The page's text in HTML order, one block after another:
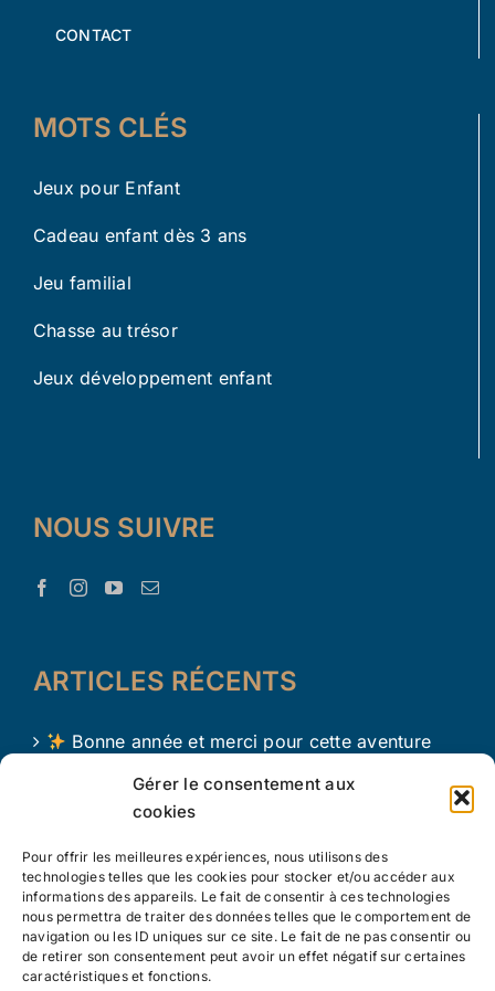
Gérer le consentement aux
cookies
Pour offrir les meilleures expériences, nous utilisons des
technologies telles que les cookies pour stocker et/ou accéder aux
informations des appareils. Le fait de consentir à ces technologies
nous permettra de traiter des données telles que le comportement de
navigation ou les ID uniques sur ce site. Le fait de ne pas consentir ou
de retirer son consentement peut avoir un effet négatif sur certaines
caractéristiques et fonctions.
CONTACT
MOTS CLÉS
Jeux pour Enfant
Cadeau enfant dès 3 ans
Jeu familial
Chasse au trésor
Jeux développement enfant
NOUS SUIVRE
ARTICLES RÉCENTS
Bonne année et merci pour cette aventure
avec Le Trésor d’Aaron !
Le Trésor d Aaron en 2024 !
L’apprentissage par le jeu chez les tout petits